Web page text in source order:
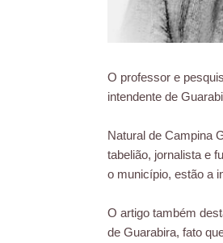
O professor e
intendente de
Natural de Campina
tabelião, jornalista e
o município, estão a
O artigo também
de Guarabira, fato